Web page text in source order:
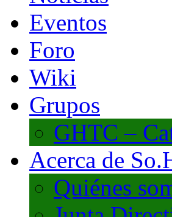
Eventos
Foro
Wiki
Grupos
GHTC –
Acerca de
Quiénes